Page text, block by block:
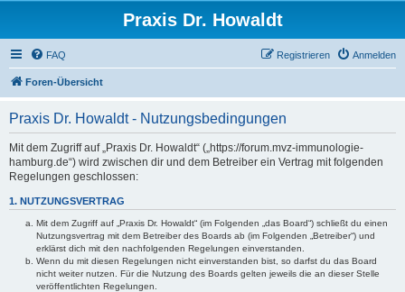
Praxis Dr. Howaldt
FAQ Anmelden
Registrieren
Foren-Übersicht
Praxis Dr. Howaldt - Nutzungsbedingungen
Mit dem Zugriff auf „Praxis Dr. Howaldt“ („https://forum.mvz-immunologie-
hamburg.de“) wird zwischen dir und dem Betreiber ein Vertrag mit folgenden
Regelungen geschlossen:
1. NUTZUNGSVERTRAG
Mit dem Zugriff auf „Praxis Dr. Howaldt“ (im Folgenden „das Board“) schließt du einen
Nutzungsvertrag mit dem Betreiber des Boards ab (im Folgenden „Betreiber“) und
erklärst dich mit den nachfolgenden Regelungen einverstanden.
Wenn du mit diesen Regelungen nicht einverstanden bist, so darfst du das Board
nicht weiter nutzen. Für die Nutzung des Boards gelten jeweils die an dieser Stelle
veröffentlichten Regelungen.